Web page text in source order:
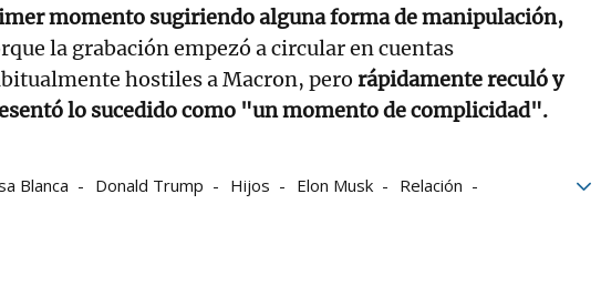
momento sugiriendo alguna forma de manipulación,
la grabación empezó a circular en cuentas
hostiles a Macron, pero rápidamente reculó y
lo sucedido como "un momento de complicidad".
Blanca Donald Trump Hijos Elon Musk
Relación